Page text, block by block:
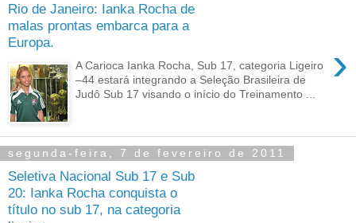
Rio de Janeiro: Ianka Rocha de
malas prontas embarca para a
Europa.
›
A Carioca Ianka Rocha, Sub 17, categoria Ligeiro
–44 estará integrando a Seleção Brasileira de
Judô Sub 17 visando o início do Treinamento ...
segunda-feira, 7 de fevereiro de 2011
Seletiva Nacional Sub 17 e Sub
20: Ianka Rocha conquista o
título no sub 17, na categoria